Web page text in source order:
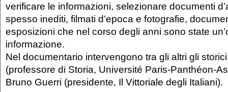
verificare le informazioni, selezionare documenti
spesso inediti, filmati d’epoca e fotografie,
esposizioni che nel corso degli anni sono state
informazione.
Nel documentario intervengono tra gli altri gli
(professore di Storia, Université Paris-Panthéon-
Bruno Guerri (presidente, Il Vittoriale degli Italiani).